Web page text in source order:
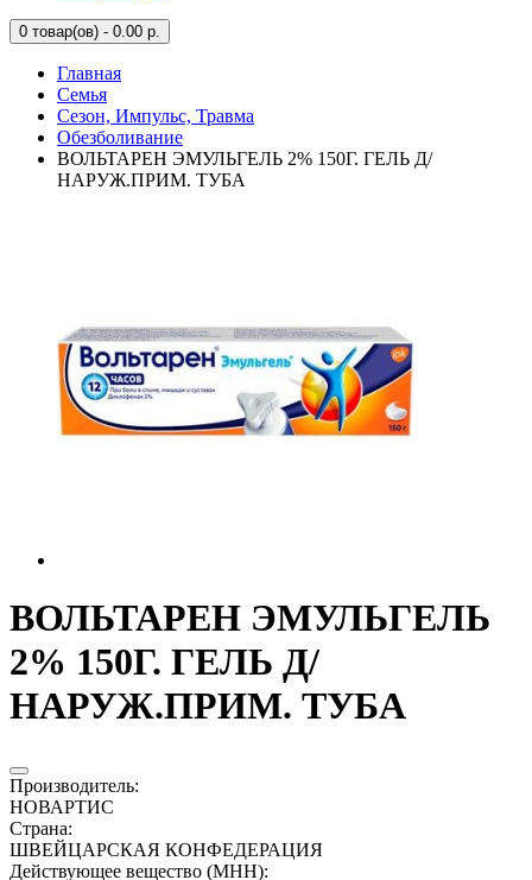
0 товар(ов) - 0.00 р.
Главная
Семья
Сезон, Импульс, Травма
Обезболивание
ВОЛЬТАРЕН ЭМУЛЬГЕЛЬ 2% 150Г. ГЕЛЬ Д/
НАРУЖ.ПРИМ. ТУБА
ВОЛЬТАРЕН ЭМУЛЬГЕЛЬ
2% 150Г. ГЕЛЬ Д/
НАРУЖ.ПРИМ. ТУБА
Производитель:
НОВАРТИС
Страна:
ШВЕЙЦАРСКАЯ КОНФЕДЕРАЦИЯ
Действующее вещество (МНН):